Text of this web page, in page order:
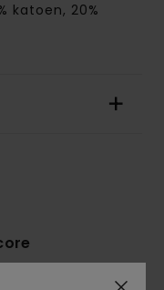
katoen, 20%